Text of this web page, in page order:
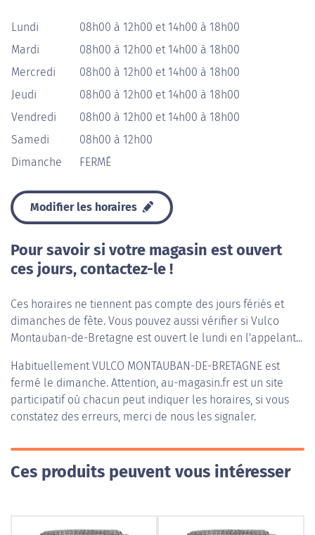
Lundi
08h00 à 12h00 et 14h00 à 18h00
Mardi
08h00 à 12h00 et 14h00 à 18h00
Mercredi
08h00 à 12h00 et 14h00 à 18h00
Jeudi
08h00 à 12h00 et 14h00 à 18h00
Vendredi
08h00 à 12h00 et 14h00 à 18h00
Samedi
08h00 à 12h00
Dimanche
FERMÉ
Modifier les horaires
Pour savoir si votre magasin est ouvert
ces jours, contactez-le !
Ces horaires ne tiennent pas compte des jours fériés et
dimanches de fête. Vous pouvez aussi vérifier si Vulco
Montauban-de-Bretagne est ouvert le lundi en l'appelant...
HabituellementVULCO MONTAUBAN-DE-BRETAGNE est
fermé le dimanche. Attention, au-magasin.fr est un site
participatif où chacun peut indiquer les horaires, si vous
constatez des erreurs, merci de nous les signaler.
Ces produits peuvent vous intéresser